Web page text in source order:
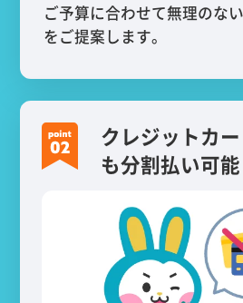
ご予算に合わせて無理のな
をご提案します。
クレジットカ
も分割払い可能